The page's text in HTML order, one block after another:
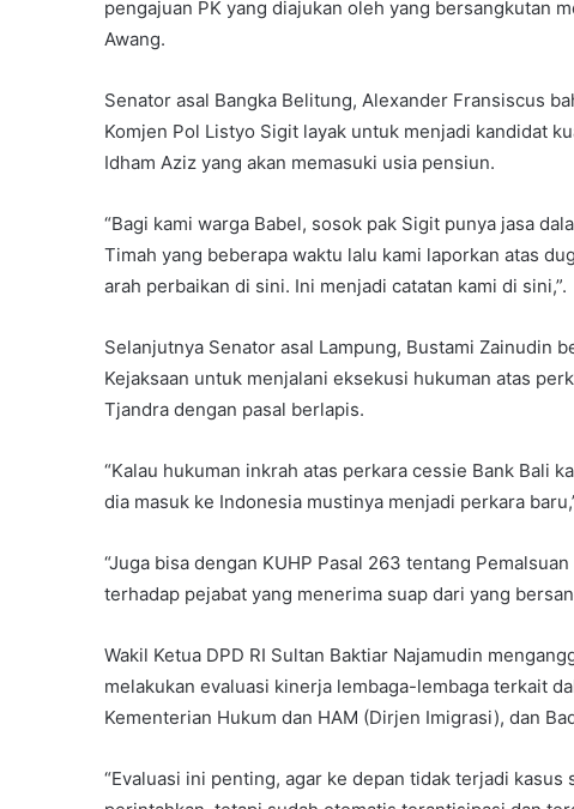
pengajuan PK yang diajukan oleh yang bersangkutan
Awang.
Senator asal Bangka Belitung, Alexander Fransiscus
Komjen Pol Listyo Sigit layak untuk menjadi kandidat
Idham Aziz yang akan memasuki usia pensiun.
“Bagi kami warga Babel, sosok pak Sigit punya jasa
Timah yang beberapa waktu lalu kami laporkan atas
arah perbaikan di sini. Ini menjadi catatan kami di sini,”.
Selanjutnya Senator asal Lampung, Bustami Zainudin
Kejaksaan untuk menjalani eksekusi hukuman atas
Tjandra dengan pasal berlapis.
“Kalau hukuman inkrah atas perkara cessie Bank Bali
dia masuk ke Indonesia mustinya menjadi perkara
“Juga bisa dengan KUHP Pasal 263 tentang
terhadap pejabat yang menerima suap dari yang
Wakil Ketua DPD RI Sultan Baktiar Najamudin
melakukan evaluasi kinerja lembaga-lembaga terkait
Kementerian Hukum dan HAM (Dirjen Imigrasi), dan
“Evaluasi ini penting, agar ke depan tidak terjadi